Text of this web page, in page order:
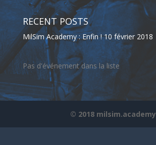
RECENT POSTS
MilSim Academy : Enfin ! 10 février 2018
Pas d'événement dans la liste
© 2018 milsim.academy